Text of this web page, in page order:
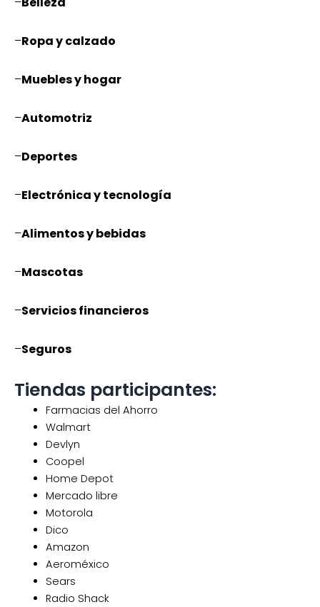
–Ropa y calzado
–Muebles y hogar
–Automotriz
–Deportes
–Electrónica y tecnología
–Alimentos y bebidas
–Mascotas
–Servicios financieros
–Seguros
Tiendas participantes:
Farmacias del Ahorro
Walmart
Devlyn
Coopel
Home Depot
Mercado libre
Motorola
Dico
Amazon
Aeroméxico
Sears
Radio Shack